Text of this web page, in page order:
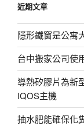
字:
近期文章
隱形鐵窗是公寓
台中搬家公司使
導熱矽膠片為新
IQOS主機
抽水肥能確保化